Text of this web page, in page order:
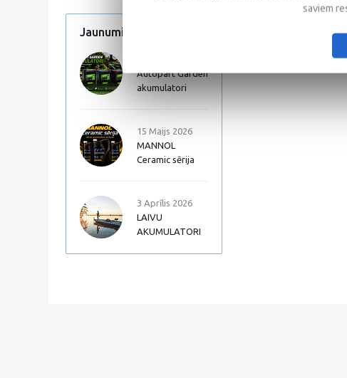
Jaunumi
Autopart Garden
akumulatori
15 Maijs 2026
MANNOL
Ceramic sērija
3 Aprīlis 2026
LAIVU
AKUMULATORI
saviem